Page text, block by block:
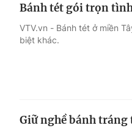
Bánh tét gói trọn
VTV.vn - Bánh tét ở miền
biệt khác.
Giữ nghề bánh tráng